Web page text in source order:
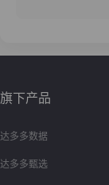
旗下产品
达多多数据
达多多甄选